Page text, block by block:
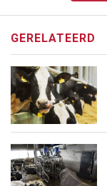
GERELATEERD